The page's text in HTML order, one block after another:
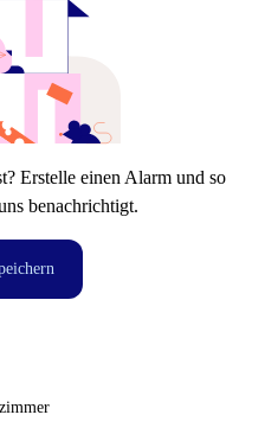
Erstelle einen Alarm und so
benachrichtigt.